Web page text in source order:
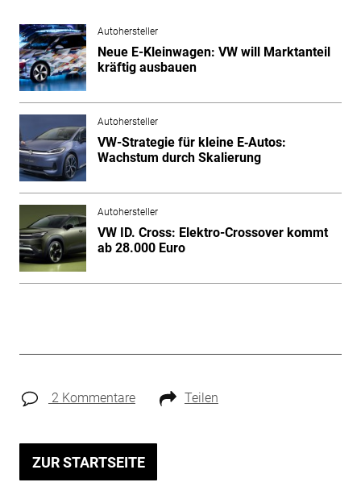
Autohersteller
Neue E-Kleinwagen: VW will Marktanteil
kräftig ausbauen
Autohersteller
VW-Strategie für kleine E‑Autos:
Wachstum durch Skalierung
Autohersteller
VW ID. Cross: Elektro-Crossover kommt
ab 28.000 Euro
2 Kommentare Teilen
ZUR STARTSEITE